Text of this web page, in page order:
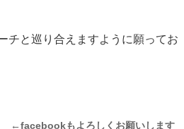
チと巡り合えますように願ってお
←facebookもよろしくお願いします